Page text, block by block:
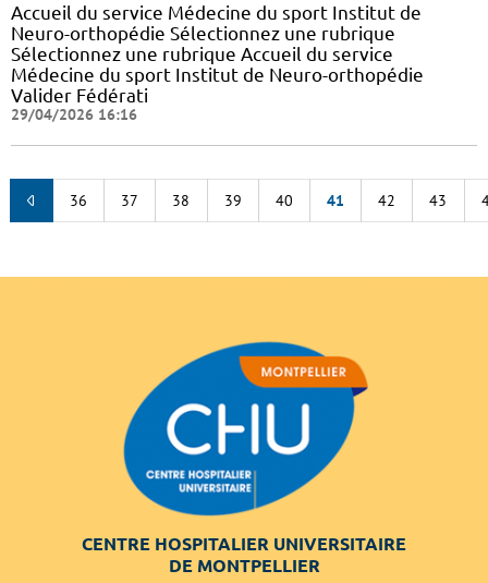
Accueil du service Médecine du sport Institut de
Neuro-orthopédie Sélectionnez une rubrique
Sélectionnez une rubrique Accueil du service
Médecine du sport Institut de Neuro-orthopédie
Valider Fédérati
29/04/2026 16:16
36 37 38 39 40 41 42 43
CENTRE HOSPITALIER UNIVERSITAIRE
DE MONTPELLIER